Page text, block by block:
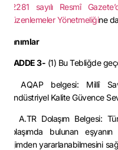
32281 sayılı Resmî
Düzenlemeler Yönetmeliğine
Tanımlar
MADDE 3- (1) Bu Tebliğde
a) AQAP belgesi: Millî
“Endüstriyel Kalite Güvence
b) A.TR Dolaşım Belgesi:
dolaşımda bulunan
rejimden yararlanabilmesini